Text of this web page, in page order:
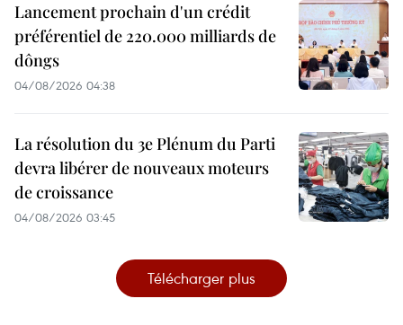
Lancement prochain d'un crédit
préférentiel de 220.000 milliards de
dôngs
04/08/2026 04:38
La résolution du 3e Plénum du Parti
devra libérer de nouveaux moteurs
de croissance
04/08/2026 03:45
Télécharger plus